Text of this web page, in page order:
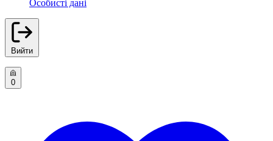
Особисті дані
Вийти
0